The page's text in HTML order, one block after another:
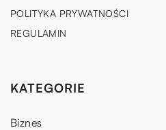
POLITYKA PRYWATNOŚCI
REGULAMIN
KATEGORIE
Biznes